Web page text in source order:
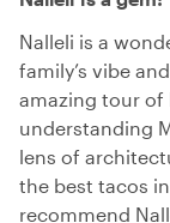
Nalleli is a
family’s vibe
amazing tour of
understanding
lens of
the best tacos
recommend